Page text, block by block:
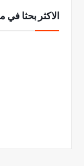
الاكثر بحثا في